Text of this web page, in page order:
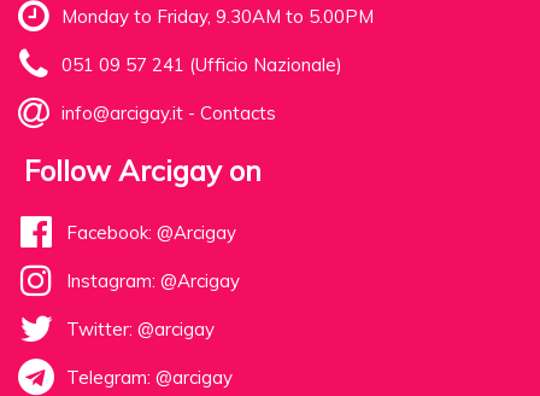
Monday to Friday, 9.30AM to 5.00PM
051 09 57 241 (Ufficio Nazionale)
info@arcigay.it - Contacts
Follow Arcigay on
Facebook: @Arcigay
Instagram: @Arcigay
Twitter: @arcigay
Telegram: @arcigay